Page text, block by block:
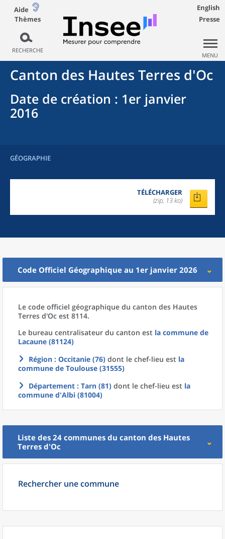
Aide
Thèmes
RECHERCHE
English
Presse
MENU
Canton des Hautes Terres d'Oc
Date de création : 1er janvier
2016
GÉOGRAPHIE
TÉLÉCHARGER
(zip, 13 ko)
Code Officiel Géographique au 1er janvier 2026
Le code officiel géographique du canton des Hautes
Terres d'Oc est 8114.
Le bureau centralisateur du canton est la commune de
Lacaune (81124)
Région : Occitanie (76) dont le chef-lieu est la
commune de Toulouse (31555)
Département : Tarn (81) dont le chef-lieu est la
commune d'Albi (81004)
Liste des 24 communes du canton des Hautes
Terres d'Oc
Rechercher une commune